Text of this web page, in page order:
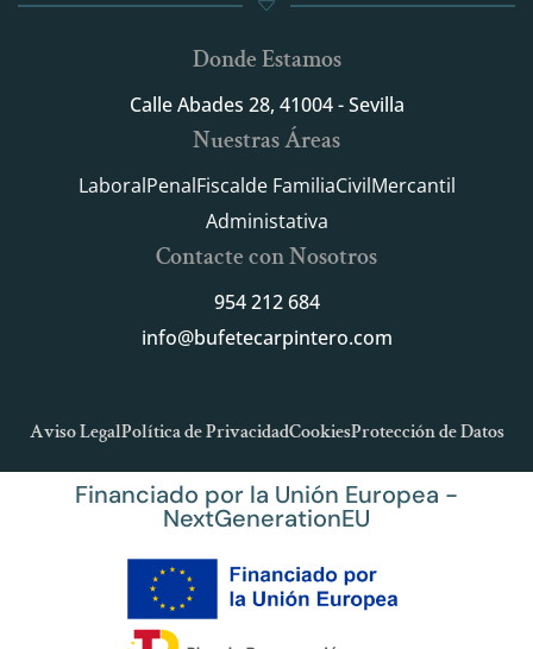
Donde Estamos
Calle Abades 28, 41004 - Sevilla
Nuestras Áreas
LaboralPenalFiscalde FamiliaCivilMercantil
Administativa
Contacte con Nosotros
954 212 684
info@bufetecarpintero.com
Aviso LegalPolítica de PrivacidadCookiesProtección de Datos
Financiado por la Unión Europea -
NextGenerationEU